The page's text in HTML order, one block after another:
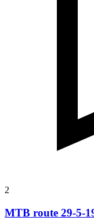
2
MTB route 29-5-